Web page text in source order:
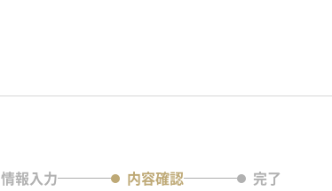
情報入力 内容確認 完了